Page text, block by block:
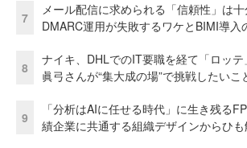
7
メール配信に求められる「信頼性」は
DMARC運用が失敗するワケとBIMI導入
8
ナイキ、DHLでのIT要職を経て「ロッ
眞弓さんが“集大成の場”で挑戦したいこ
9
「分析はAIに任せる時代」に生き残る
績企業に共通する組織デザインからひも